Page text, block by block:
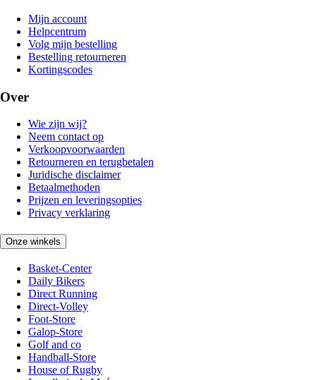
Mijn account
Helpcentrum
Volg mijn bestelling
Bestelling retourneren
Kortingscodes
Over
Wie zijn wij?
Neem contact op
Verkoopvoorwaarden
Retourneren en terugbetalen
Juridische disclaimer
Betaalmethoden
Prijzen en leveringsopties
Privacy verklaring
Onze winkels
Basket-Center
Daily Bikers
Direct Running
Direct-Volley
Foot-Store
Galop-Store
Golf and co
Handball-Store
House of Rugby